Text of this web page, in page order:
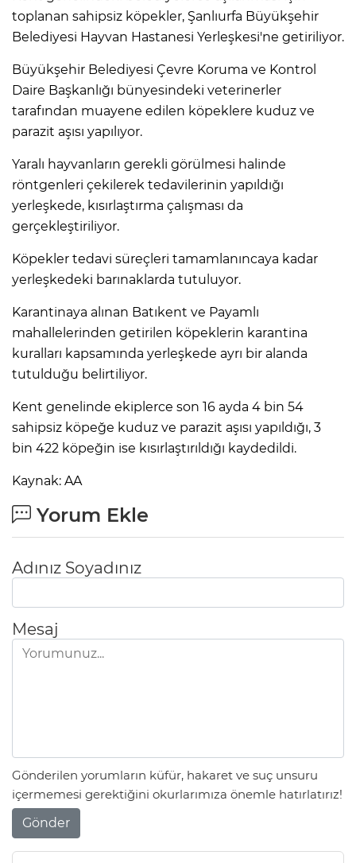
toplanan sahipsiz köpekler, Şanlıurfa Büyükşehir
Belediyesi Hayvan Hastanesi Yerleşkesi'ne getiriliyor.
Büyükşehir Belediyesi Çevre Koruma ve Kontrol
Daire Başkanlığı bünyesindeki veterinerler
tarafından muayene edilen köpeklere kuduz ve
parazit aşısı yapılıyor.
Yaralı hayvanların gerekli görülmesi halinde
röntgenleri çekilerek tedavilerinin yapıldığı
yerleşkede, kısırlaştırma çalışması da
gerçekleştiriliyor.
Köpekler tedavi süreçleri tamamlanıncaya kadar
yerleşkedeki barınaklarda tutuluyor.
Karantinaya alınan Batıkent ve Payamlı
mahallelerinden getirilen köpeklerin karantina
kuralları kapsamında yerleşkede ayrı bir alanda
tutulduğu belirtiliyor.
Kent genelinde ekiplerce son 16 ayda 4 bin 54
sahipsiz köpeğe kuduz ve parazit aşısı yapıldığı, 3
bin 422 köpeğin ise kısırlaştırıldığı kaydedildi.
Kaynak: AA
Yorum Ekle
Adınız Soyadınız
Mesaj
Gönderilen yorumların küfür, hakaret ve suç unsuru
içermemesi gerektiğini okurlarımıza önemle hatırlatırız!
Gönder